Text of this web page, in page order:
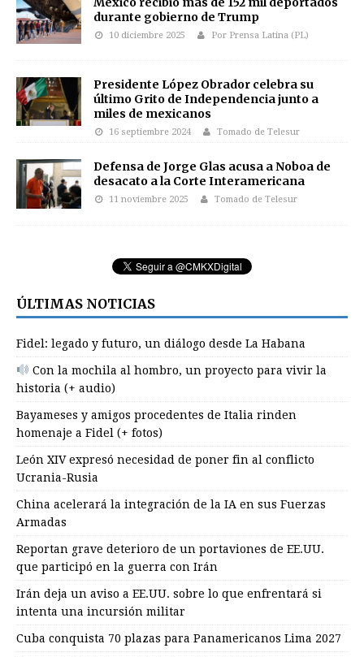
durante gobierno de Trump
10 diciembre 2025 Por Prensa Latina (PL)
Presidente López Obrador celebra su
último Grito de Independencia junto a
miles de mexicanos
16 septiembre 2024 Tomado de Telesur
Defensa de Jorge Glas acusa a Noboa de
desacato a la Corte Interamericana
11 noviembre 2025 Tomado de Telesur
ÚLTIMAS NOTICIAS
Fidel: legado y futuro, un diálogo desde La Habana
Con la mochila al hombro, un proyecto para vivir la
historia (+ audio)
Bayameses y amigos procedentes de Italia rinden
homenaje a Fidel (+ fotos)
León XIV expresó necesidad de poner fin al conflicto
Ucrania-Rusia
China acelerará la integración de la IA en sus Fuerzas
Armadas
Reportan grave deterioro de un portaviones de EE.UU.
que participó en la guerra con Irán
Irán deja un aviso a EE.UU. sobre lo que enfrentará si
intenta una incursión militar
Cuba conquista 70 plazas para Panamericanos Lima 2027